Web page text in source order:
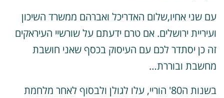
שני אחיו,שלום האדריכל ואברהם ממשרד השיכון
ירושלים.אם טרם ידעתם על שורשיי העיראקים
כן יסתדר לכם עם העיסוק בכסף שאני חושבת
ובוררת…
בשנות ה80' הוריי, עלו לגולן ולבסוף לאחר מלחמת